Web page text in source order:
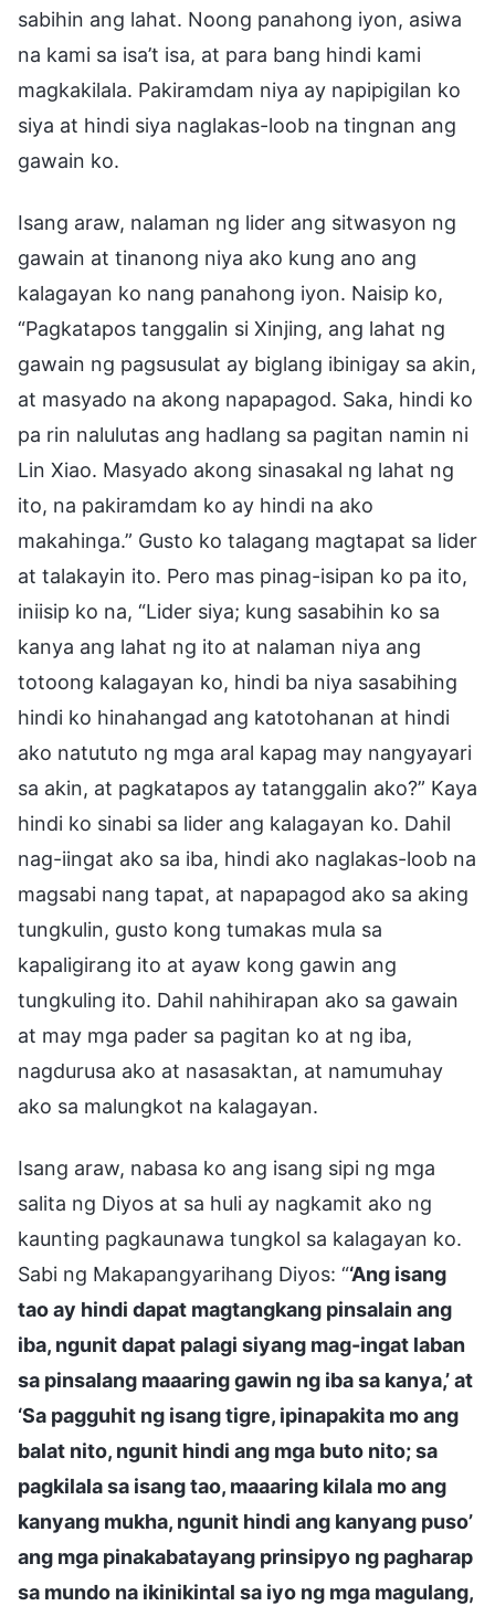
sabihin ang lahat. Noong panahong iyon, asiwa
na kami sa isa’t isa, at para bang hindi kami
magkakilala. Pakiramdam niya ay napipigilan ko
siya at hindi siya naglakas-loob na tingnan ang
gawain ko.
Isang araw, nalaman ng lider ang sitwasyon ng
gawain at tinanong niya ako kung ano ang
kalagayan ko nang panahong iyon. Naisip ko,
“Pagkatapos tanggalin si Xinjing, ang lahat ng
gawain ng pagsusulat ay biglang ibinigay sa akin,
at masyado na akong napapagod. Saka, hindi ko
pa rin nalulutas ang hadlang sa pagitan namin ni
Lin Xiao. Masyado akong sinasakal ng lahat ng
ito, na pakiramdam ko ay hindi na ako
makahinga.” Gusto ko talagang magtapat sa lider
at talakayin ito. Pero mas pinag-isipan ko pa ito,
iniisip ko na, “Lider siya; kung sasabihin ko sa
kanya ang lahat ng ito at nalaman niya ang
totoong kalagayan ko, hindi ba niya sasabihing
hindi ko hinahangad ang katotohanan at hindi
ako natututo ng mga aral kapag may nangyayari
sa akin, at pagkatapos ay tatanggalin ako?” Kaya
hindi ko sinabi sa lider ang kalagayan ko. Dahil
nag-iingat ako sa iba, hindi ako naglakas-loob na
magsabi nang tapat, at napapagod ako sa aking
tungkulin, gusto kong tumakas mula sa
kapaligirang ito at ayaw kong gawin ang
tungkuling ito. Dahil nahihirapan ako sa gawain
at may mga pader sa pagitan ko at ng iba,
nagdurusa ako at nasasaktan, at namumuhay
ako sa malungkot na kalagayan.
Isang araw, nabasa ko ang isang sipi ng mga
salita ng Diyos at sa huli ay nagkamit ako ng
kaunting pagkaunawa tungkol sa kalagayan ko.
Sabi ng Makapangyarihang Diyos: “‘Ang isang
tao ay hindi dapat magtangkang pinsalain ang
iba, ngunit dapat palagi siyang mag-ingat laban
sa pinsalang maaaring gawin ng iba sa kanya,’ at
‘Sa pagguhit ng isang tigre, ipinapakita mo ang
balat nito, ngunit hindi ang mga buto nito; sa
pagkilala sa isang tao, maaaring kilala mo ang
kanyang mukha, ngunit hindi ang kanyang puso’
ang mga pinakabatayang prinsipyo ng pagharap
sa mundo na ikinikintal sa iyo ng mga magulang,